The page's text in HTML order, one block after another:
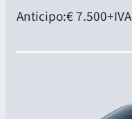
Anticipo:€ 7.500+IVA